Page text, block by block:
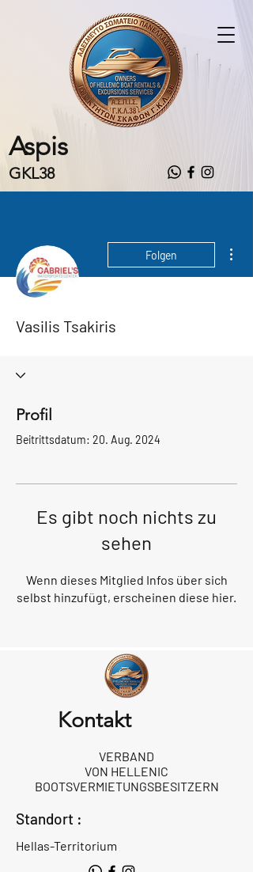
Aspis
GKL38
Folgen
Vasilis Tsakiris
Profil
Beitrittsdatum: 20. Aug. 2024
Es gibt noch nichts zu
sehen
Wenn dieses Mitglied Infos über sich
selbst hinzufügt, erscheinen diese hier.
Kontakt
VERBAND
VON HELLENIC
BOOTSVERMIETUNGSBESITZERN
Standort :
Hellas-Territorium